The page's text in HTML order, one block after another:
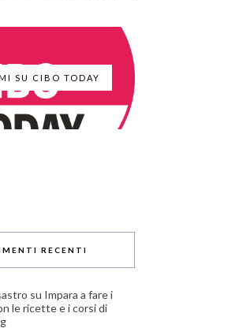
SU CIBO TODAY
RECENTI
su Impara a fare i
le ricette e i corsi di